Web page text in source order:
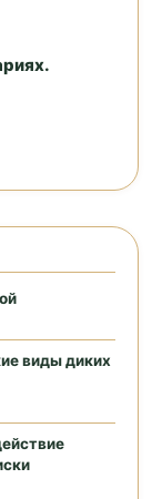
виды диких